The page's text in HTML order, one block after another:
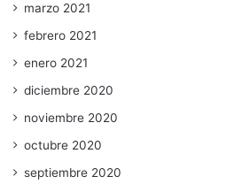
marzo 2021
febrero 2021
enero 2021
diciembre 2020
noviembre 2020
octubre 2020
septiembre 2020